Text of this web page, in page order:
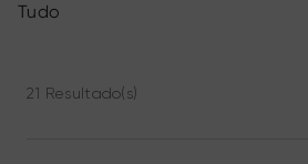
Tudo
21 Resultado(s)